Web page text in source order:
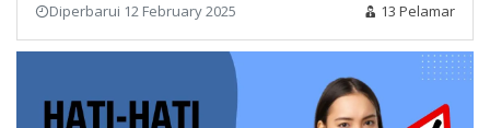
Diperbarui 12 February 2025
13 Pelamar